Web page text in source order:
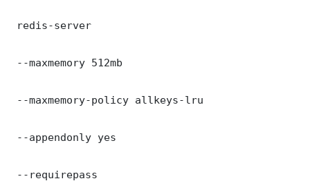
redis-server
--maxmemory 512mb
--maxmemory-policy allkeys-lru
--appendonly yes
--requirepass